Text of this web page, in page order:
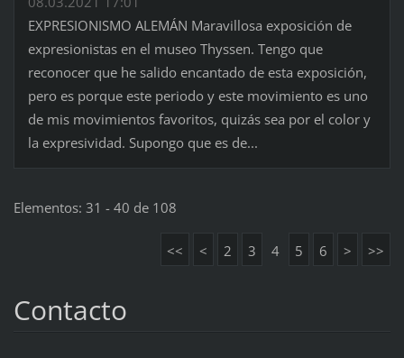
EXPRESIONISMO ALEMÁN Maravillosa exposición de
expresionistas en el museo Thyssen. Tengo que
reconocer que he salido encantado de esta exposición,
pero es porque este periodo y este movimiento es uno
de mis movimientos favoritos, quizás sea por el color y
la expresividad. Supongo que es de...
Elementos: 31 - 40 de 108
<< < 2 3 4 5 6 > >>
Contacto